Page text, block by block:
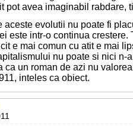
pot avea imaginabil rabdare,
aceste evolutii nu poate fi
este intr-o continua crestere.
e mai comun cu atit e mai
nu poate si nici n-
ca un roman de azi nu
inteles ca obiect.